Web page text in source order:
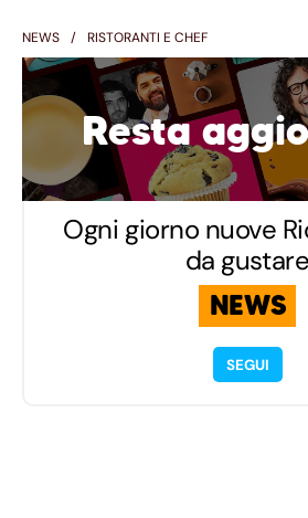
NEWS RISTORANTI E CHEF
Resta
Ogni giorno nuove
da gustare
NEWS
SEGUI